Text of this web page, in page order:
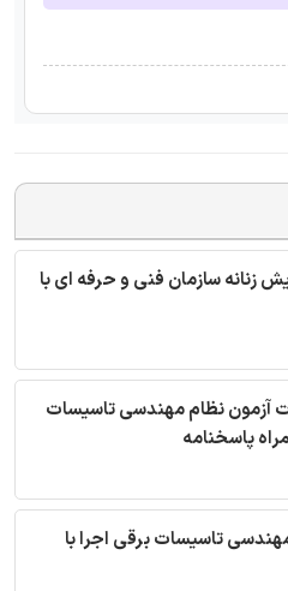
زنانه سازمان فنی و حرفه ای با
آزمون نظام مهندسی تاسیسات
پاسخنامه
تاسیسات برقی اجرا با